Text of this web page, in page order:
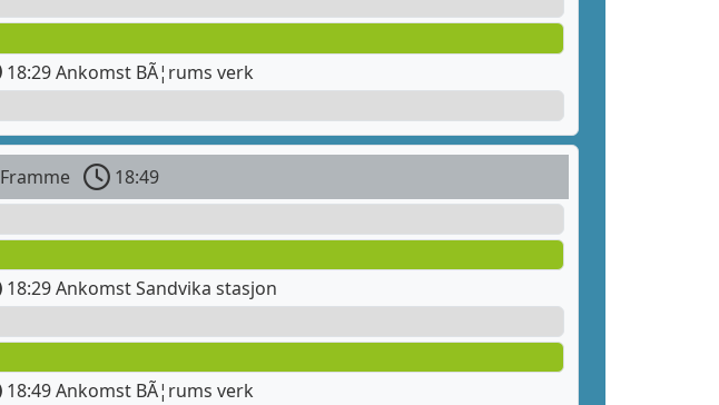
18:29 Ankomst BÃ¦rums verk
Framme
18:49
18:29 Ankomst Sandvika stasjon
18:49 Ankomst BÃ¦rums verk